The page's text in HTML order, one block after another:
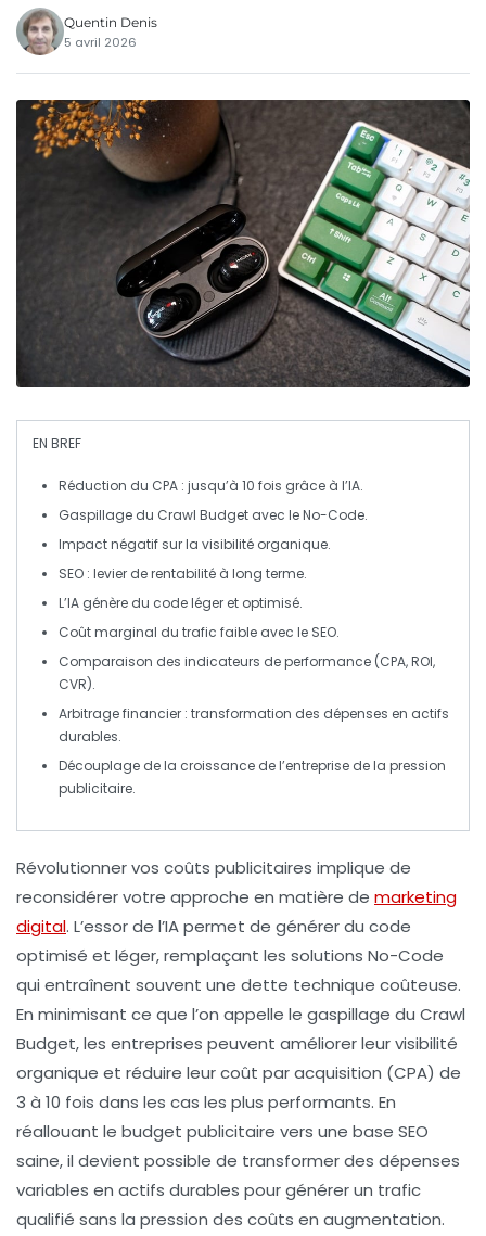
Quentin Denis
5 avril 2026
EN BREF
Réduction du CPA : jusqu’à 10 fois grâce à l’IA.
Gaspillage du Crawl Budget avec le No-Code.
Impact négatif sur la visibilité organique.
SEO : levier de rentabilité à long terme.
L’IA génère du code léger et optimisé.
Coût marginal du trafic faible avec le SEO.
Comparaison des indicateurs de performance (CPA, ROI,
CVR).
Arbitrage financier : transformation des dépenses en actifs
durables.
Découplage de la croissance de l’entreprise de la pression
publicitaire.
Révolutionner vos coûts publicitaires implique de
reconsidérer votre approche en matière de marketing
digital. L’essor de l’IApermet de générer du code
optimisé et léger, remplaçant les solutions No-Code
qui entraînent souvent une dette technique coûteuse.
En minimisant ce que l’on appelle le gaspillage du Crawl
Budget, les entreprises peuvent améliorer leurvisibilité
organique et réduire leurcoût par acquisition (CPA) de
3 à 10 fois dans les cas les plus performants. En
réallouant le budget publicitaire vers une base SEO
saine, il devient possible de transformer des dépenses
variables en actifs durables pour générer un trafic
qualifié sans la pression des coûts en augmentation.